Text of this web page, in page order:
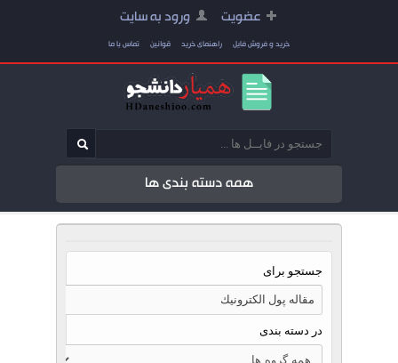
عضویت ورود به سایت
خرید و فروش فایل راهنمای خرید قوانین تماس با ما
همه دسته بندی ها
جستجو برای
در دسته بندی